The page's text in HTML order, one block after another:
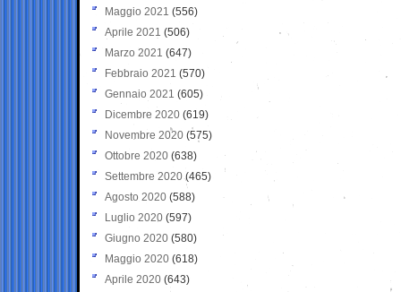
Maggio 2021 (556)
Aprile 2021 (506)
Marzo 2021 (647)
Febbraio 2021 (570)
Gennaio 2021 (605)
Dicembre 2020 (619)
Novembre 2020 (575)
Ottobre 2020 (638)
Settembre 2020(465)
Agosto 2020 (588)
Luglio 2020 (597)
Giugno 2020 (580)
Maggio 2020 (618)
Aprile 2020 (643)